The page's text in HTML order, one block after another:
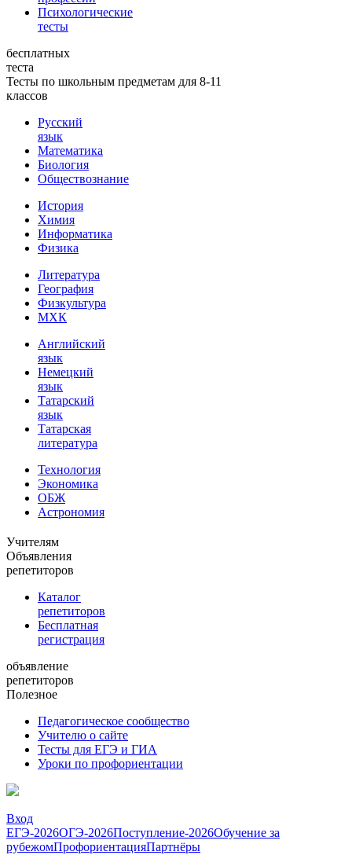
Психологические
тесты
бесплатных
теста
Тесты по школьным предметам для 8-11
классов
Русский
язык
Математика
Биология
Обществознание
История
Химия
Информатика
Физика
Литература
География
Физкультура
МХК
Английский
язык
Немецкий
язык
Татарский
язык
Татарская
литература
Технология
Экономика
ОБЖ
Астрономия
Учителям
Объявления
репетиторов
Каталог
репетиторов
Бесплатная
регистрация
объявление
репетиторов
Полезное
Педагогическое сообщество
Учителю о сайте
Тесты для ЕГЭ и ГИА
Уроки по профориентации
Вход
ЕГЭ-2026ОГЭ-2026Поступление-2026Обучение за
рубежомПрофориентацияПартнёры